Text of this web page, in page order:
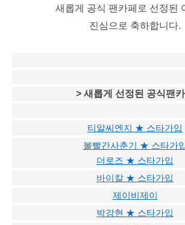
새롭게 공식 팬카페로 선정된
진심으로 축하합니다.
> 새롭게 선정된 공식팬카
티알씨엔지 ★ 스타가입
볼빨간사춘기 ★ 스타가
더로즈 ★ 스타가입
바이칼 ★ 스타가입
제이비제이
박강현 ★ 스타가입